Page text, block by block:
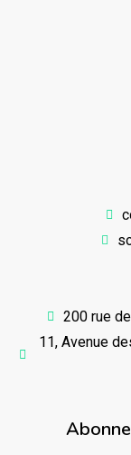
200 rue
11, Avenue